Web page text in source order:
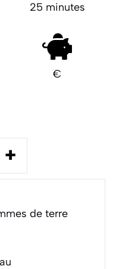
25 minutes
€
+
de terre